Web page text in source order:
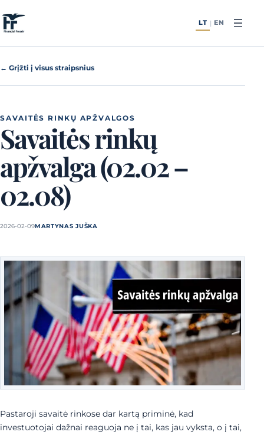
LT | EN
← Grįžti į visus straipsnius
SAVAITĖS RINKŲ APŽVALGOS
Savaitės rinkų
apžvalga (02.02 –
02.08)
2026-02-09MARTYNAS JUŠKA
Pastaroji savaitė rinkose dar kartą priminė, kad
investuotojai dažnai reaguoja ne į tai, kas jau vyksta, o į tai,